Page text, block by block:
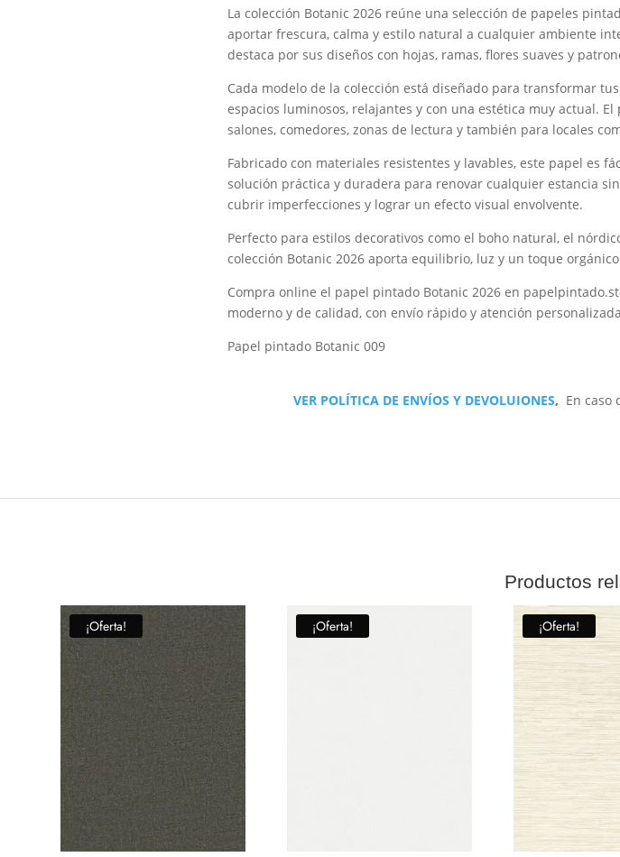
La colección Botanic 2026 reúne una selección de papeles
aportar frescura, calma y estilo natural a cualquier ambiente
destaca por sus diseños con hojas, ramas, flores suaves y
Cada modelo de la colección está diseñado para transformar
espacios luminosos, relajantes y con una estética muy actual.
salones, comedores, zonas de lectura y también para locales
Fabricado con materiales resistentes y lavables, este papel es
solución práctica y duradera para renovar cualquier estancia
cubrir imperfecciones y lograr un efecto visual envolvente.
Perfecto para estilos decorativos como el boho natural, el
colección Botanic 2026 aporta equilibrio, luz y un toque
Compra online el papel pintado Botanic 2026 en
moderno y de calidad, con envío rápido y atención
Papel pintado Botanic 009
VER POLÍTICA DE ENVÍOS Y DEVOLUIONES, En caso
Productos
¡Oferta! ¡Oferta! ¡Oferta!